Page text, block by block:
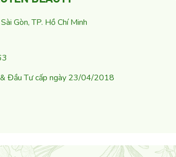
Gòn, TP. Hồ Chí Minh
Đầu Tư cấp ngày 23/04/2018